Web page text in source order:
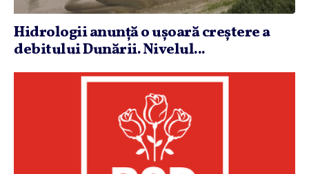
Hidrologii anunţă o uşoară creştere a
debitului Dunării. Nivelul...